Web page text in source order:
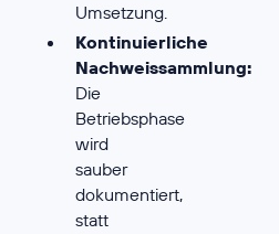
Umsetzung.
Kontinuierliche
Nachweissammlung:
Die
Betriebsphase
wird
sauber
dokumentiert,
statt